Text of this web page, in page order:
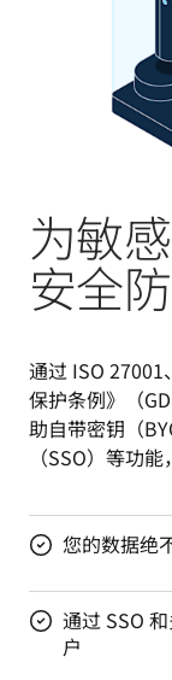
为敏
安全
通过 ISO 27001
保护条例》（
助自带密钥（
（SSO）等功
您的数据绝
通过 SSO
户